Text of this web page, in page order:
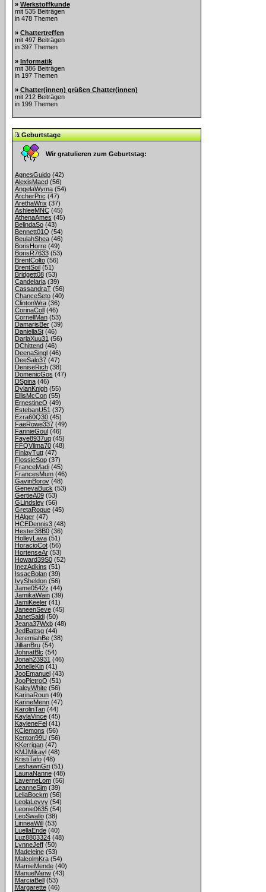
» Werkstoffkunde
mit 535 Beiträgen
in 478 Themen
» Chattertreffen
mit 497 Beiträgen
in 397 Themen
» Informatik
mit 386 Beiträgen
in 197 Themen
» Chatter(innen) grüßen Chatter(innen)
mit 212 Beiträgen
in 199 Themen
Geburtstage
Wir gratulieren zum Geburtstag:
AgnesGuido(42)
AlexisMacd(56)
AngelaWyma(54)
ArcherPric (47)
ArethaWrix (37)
AshleeMNC(45)
AthenaAmes (45)
BelindaSo(43)
Bennett01Q (54)
BeulahShea(46)
BorisHorre(49)
BorisR7633(53)
BrentColto(56)
BrentSoil(51)
Bridgett08(53)
Candelaria(39)
CassandraT(56)
ChanceSeto(40)
ClintonWra(36)
CorinaColl(46)
CornellMan(53)
DamarisBer(39)
DaniellaSt(46)
DarlaXuu31 (56)
DChittend(46)
DeenaSingl(46)
DeeSalo37(47)
DeniseRich(38)
DomenicGos (47)
DSpina(46)
DylanKnigh(55)
EllisMcCon(55)
ErnestineO (49)
EstebanU51 (37)
Ezra60Q30(45)
FaeRowe337(49)
FannieGoul(46)
Faye8937uq(45)
FFQVilma70(48)
FinlayTutt(47)
FlossieSop(37)
FranceMadi(45)
FrancesMum(46)
GavinBorov(48)
GenevaBuck (53)
GertieA09(53)
GLindsley(56)
GretaRoque(45)
HAlger(47)
HCEDennis3(48)
Hester38B0(36)
HolleyLava(51)
HoracioCot(56)
HortenseAr(53)
Howard39S0(52)
InezAdkins (51)
IssacBolan(39)
IvySheldon(56)
Jame0542z (44)
JamikaWain(39)
JamiKeeler(41)
JaneenSeve(45)
JanetSaldi(50)
Jeana37Wxb(48)
JedBattsg(44)
JeremiahBe(38)
JillianBru(54)
JohnatBlc (54)
Jonah23931 (46)
JonelleKin(41)
JooEmanuel(43)
JooPietroO (51)
KaleyWhite(56)
KarinaRoun(49)
KarineMenn(47)
KarolinTan(44)
KaylaVince(45)
KayleneFel(41)
KClemons (56)
Kenton99U (56)
KKerrigan(47)
KMJMikayl(48)
KristiTafo(48)
LashawnGri(51)
LaunaNanne(48)
LaverneLom(56)
LeanneSim(39)
LeliaBockm(56)
LeolaLevvy(54)
Leonie0635(54)
LeoSwallo(38)
LinneaWill(53)
LuellaEnde(40)
Luz8803324(48)
LynneJeff(50)
Madeleine(53)
MalcolmKra(54)
MamieMende(40)
ManuelVanw(43)
MarciaBell(53)
Margarette(46)